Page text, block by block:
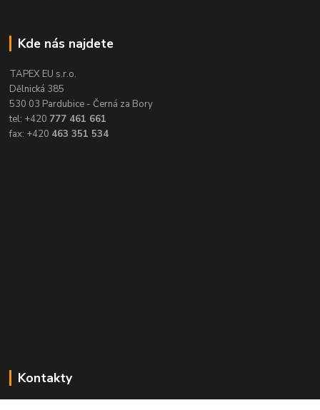
Kde nás najdete
TAPEX EU s.r.o.
Dělnická 385
530 03 Pardubice - Černá za Bory
tel: +420 777 461 661
fax: +420 463 351 534
Kontakty